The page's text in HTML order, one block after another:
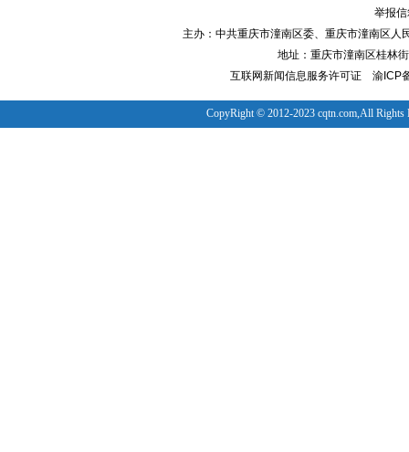
举报
主办：中共重庆市潼南区委、重庆市潼南区
地址：重庆市潼南区桂林
互联网新闻信息服务许可证
渝ICP
CopyRight © 2012-2023 cqtn.com,All Rights